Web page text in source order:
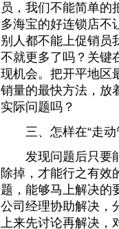
员，我们不能简单的
多海宝的好连锁店不
别人都不能上促销员
不就更多了吗？关键
现机会。把开平地区
销量的最快方法，放
实际问题吗？
三、怎样在“走动
发现问题后只要能
除掉，才能行之有效
题，能够马上解决的
公司经理协助解决，
上来先讨论再解决，